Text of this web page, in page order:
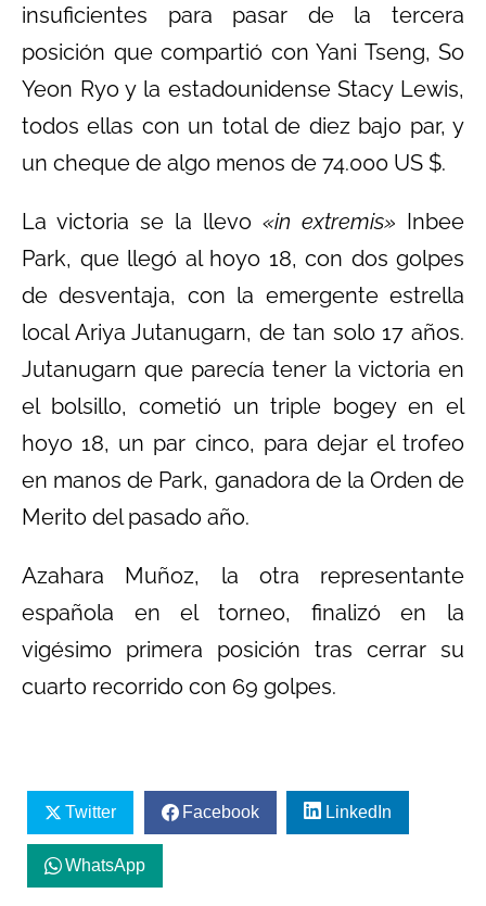
insuficientes para pasar de la tercera
posición que compartió con Yani Tseng, So
Yeon Ryo y la estadounidense Stacy Lewis,
todos ellas con un total de diez bajo par, y
un cheque de algo menos de 74.000 US $.
La victoria se la llevo «in extremis» Inbee
Park, que llegó al hoyo 18, con dos golpes
de desventaja, con la emergente estrella
local Ariya Jutanugarn, de tan solo 17 años.
Jutanugarn que parecía tener la victoria en
el bolsillo, cometió un triple bogey en el
hoyo 18, un par cinco, para dejar el trofeo
en manos de Park, ganadora de la Orden de
Merito del pasado año.
Azahara Muñoz, la otra representante
española en el torneo, finalizó en la
vigésimo primera posición tras cerrar su
cuarto recorrido con 69 golpes.
Twitter Facebook LinkedIn
WhatsApp